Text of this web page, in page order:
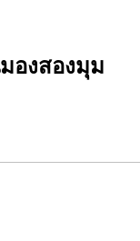
องสองมุม